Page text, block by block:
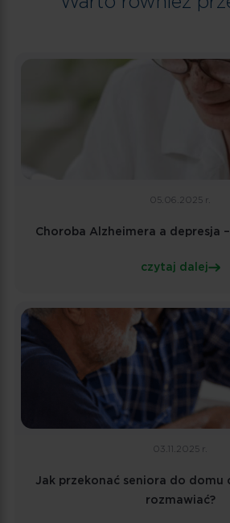
05.06.2025 r.
Choroba Alzheimera a depresja
czytaj dalej
03.11.2025 r.
Jak przekonać seniora do domu
rozmawiać?